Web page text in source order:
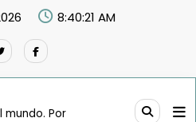
8:40:22 AM
mundo. Por